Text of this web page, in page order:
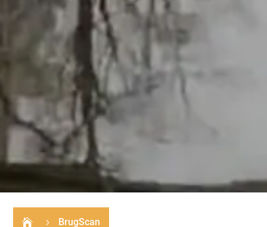
 5 BrugScan